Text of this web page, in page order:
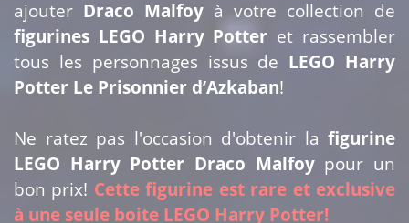
ajouter Draco Malfoy à votre collection de
figurines LEGO Harry Potter et rassembler
tous les personnages issus de LEGO Harry
Potter Le Prisonnier d’Azkaban!
Ne ratez pas l'occasion d'obtenir la figurine
LEGO Harry Potter Draco Malfoypour un
bon prix! Cette figurine est rare et exclusive
à une seule boite LEGO Harry Potter!